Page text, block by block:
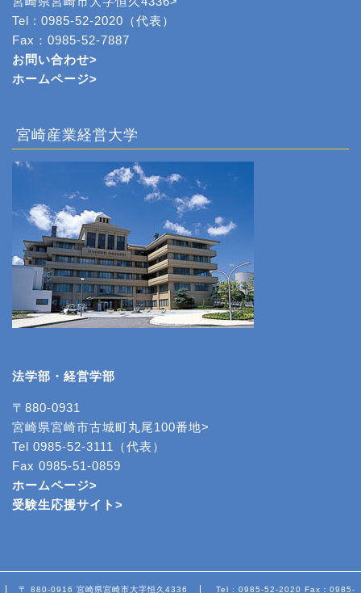
Tel : 0985-52-2020（代表）
Fax：0985-52-7887
お問い合わせ>
ホームページ>
宮崎産業経営大学
法学部・経営学部
〒880-0931
宮崎県宮崎市古城町丸尾100番地>
Tel 0985-52-3111（代表）
Fax 0985-51-0859
ホームページ>
受験生応援サイト>
〒 880-0916 宮崎県宮崎市大字恒久4336 Tel : 0985-52-2020 Fax：0985-